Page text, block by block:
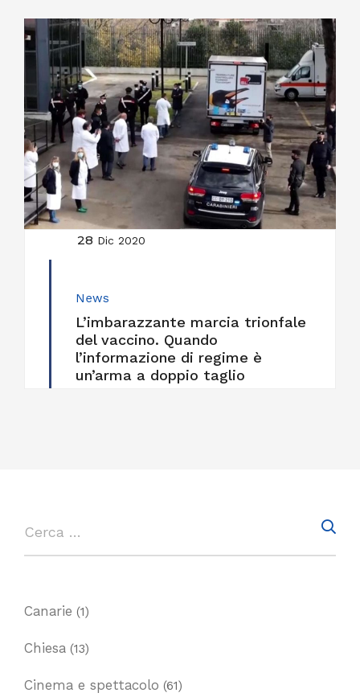
28 Dic 2020
News
L’imbarazzante marcia trionfale
del vaccino. Quando
l’informazione di regime è
un’arma a doppio taglio
Canarie (1)
Chiesa (13)
Cinema e spettacolo (61)